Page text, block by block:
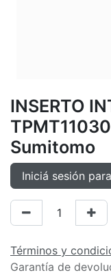
INSERTO
Sumitomo
Iniciá sesión
Términos y
Garantía de